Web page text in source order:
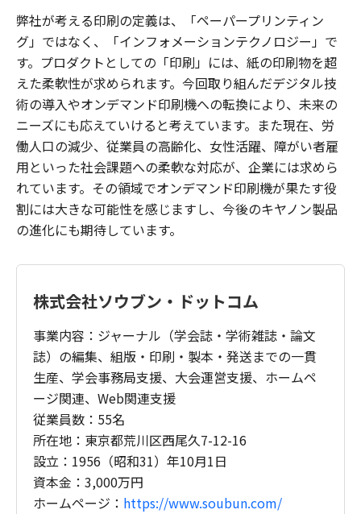
弊社が考える印刷の定義は、「ペーパープリンティン
グ」ではなく、「インフォメーションテクノロジー」で
す。プロダクトとしての「印刷」には、紙の印刷物を超
えた柔軟性が求められます。今回取り組んだデジタル技
術の導入やオンデマンド印刷機への転換により、未来の
ニーズにも応えていけると考えています。また現在、労
働人口の減少、従業員の高齢化、女性活躍、障がい者雇
用といった社会課題への柔軟な対応が、企業には求めら
れています。その領域でオンデマンド印刷機が果たす役
割には大きな可能性を感じますし、今後のキヤノン製品
の進化にも期待しています。
株式会社ソウブン・ドットコム
事業内容：ジャーナル（学会誌・学術雑誌・論文
誌）の編集、組版・印刷・製本・発送までの一貫
生産、学会事務局支援、大会運営支援、ホームペ
ージ関連、Web関連支援
従業員数：55名
所在地：東京都荒川区西尾久7-12-16
設立：1956（昭和31）年10月1日
資本金：3,000万円
ホームページ： https://www.soubun.com/